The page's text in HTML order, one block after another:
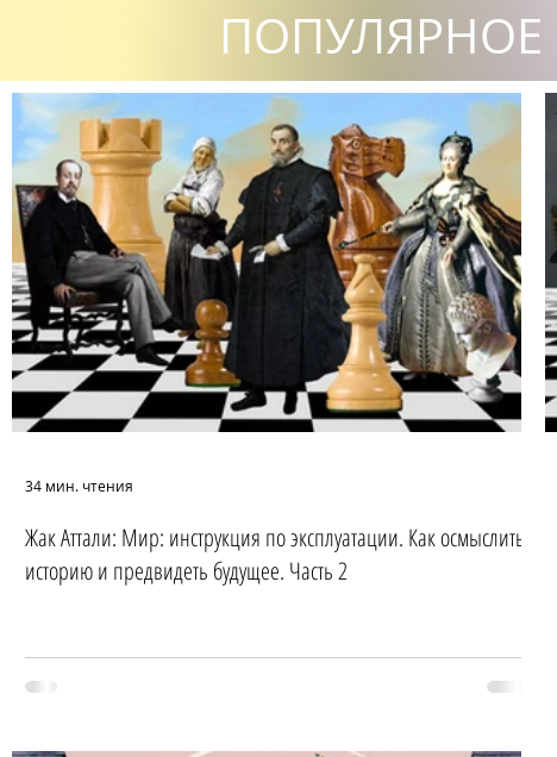
ПОПУЛЯРНОЕ
Жак Аттали: Мир: инструкция по эксплуатации. Как осмыслить
историю и предвидеть будущее. Часть 2
34 мин. чтения